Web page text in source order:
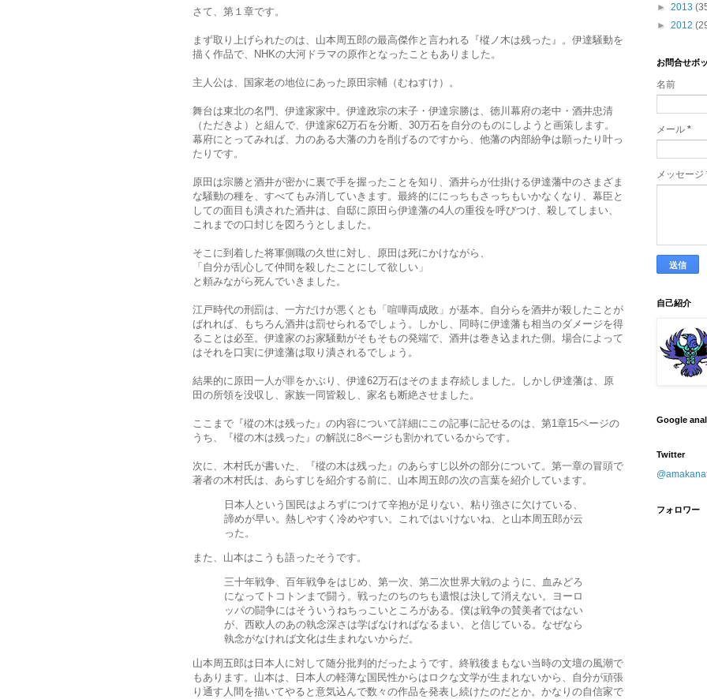
さて、第１章です。
まず取り上げられたのは、山本周五郎の最高傑作と言われる『樅ノ木は残った』。伊達騒動を
描く作品で、NHKの大河ドラマの原作となったこともありました。
主人公は、国家老の地位にあった原田宗輔（むねすけ）。
舞台は東北の名門、伊達家家中。伊達政宗の末子・伊達宗勝は、徳川幕府の老中・酒井忠清
（ただきよ）と組んで、伊達家62万石を分断、30万石を自分のものにしようと画策します。
幕府にとってみれば、力のある大藩の力を削げるのですから、他藩の内部紛争は願ったり叶っ
たりです。
原田は宗勝と酒井が密かに裏で手を握ったことを知り、酒井らが仕掛ける伊達藩中のさまざま
な騒動の種を、すべてもみ消していきます。最終的ににっちもさっちもいかなくなり、幕臣と
しての面目も潰された酒井は、自邸に原田ら伊達藩の4人の重役を呼びつけ、殺してしまい、
これまでの口封じを図ろうとしました。
そこに到着した将軍側職の久世に対し、原田は死にかけながら、
「自分が乱心して仲間を殺したことにして欲しい」
と頼みながら死んでいきました。
江戸時代の刑罰は、一方だけが悪くとも「喧嘩両成敗」が基本。自分らを酒井が殺したことが
ばれれば、もちろん酒井は罰せられるでしょう。しかし、同時に伊達藩も相当のダメージを得
ることは必至。伊達家のお家騒動がそもそもの発端で、酒井は巻き込まれた側。場合によって
はそれを口実に伊達藩は取り潰されるでしょう。
結果的に原田一人が罪をかぶり、 伊達62万石はそのまま存続しました。しかし伊達藩は、原
田の所領を没収し、家族一同皆殺し、家名も断絶させました。
ここまで『樅の木は残った』の内容について詳細にこの記事に記せるのは、第1章15ページの
うち、『樅の木は残った』の解説に8ページも割かれているからです。
次に、木村氏が書いた、『樅の木は残った』のあらすじ以外の部分について。第一章の冒頭で
著者の木村氏は、あらすじを紹介する前に、山本周五郎の次の言葉を紹介しています。
日本人という国民はよろずにつけて辛抱が足りない、粘り強さに欠けている、
諦めが早い。熱しやすく冷めやすい。これではいけないね、と山本周五郎が云
った。
また、山本はこうも語ったそうです。
三十年戦争、百年戦争をはじめ、第一次、第二次世界大戦のように、血みどろ
になってトコトンまで闘う。戦ったのちのちも遺恨は決して消えない。ヨーロ
ッパの闘争にはそういうねちっこいところがある。僕は戦争の賛美者ではない
が、西欧人のあの執念深さは学ばなければなるまい、と信じている。なぜなら
執念がなければ文化は生まれないからだ。
山本周五郎は日本人に対して随分批判的だったようです。終戦後まもない当時の文壇の風潮で
もあります。山本は、日本人の軽薄な国民性からはロクな文学が生まれないから、自分が頑張
り通す人間を描いてやると意気込んで数々の作品を発表し続けたのだとか。かなりの自信家で
► 2013
► 2012
お問合せボ
名前
メール *
メッセージ
自己紹介
Google
Twitter
フォロワー